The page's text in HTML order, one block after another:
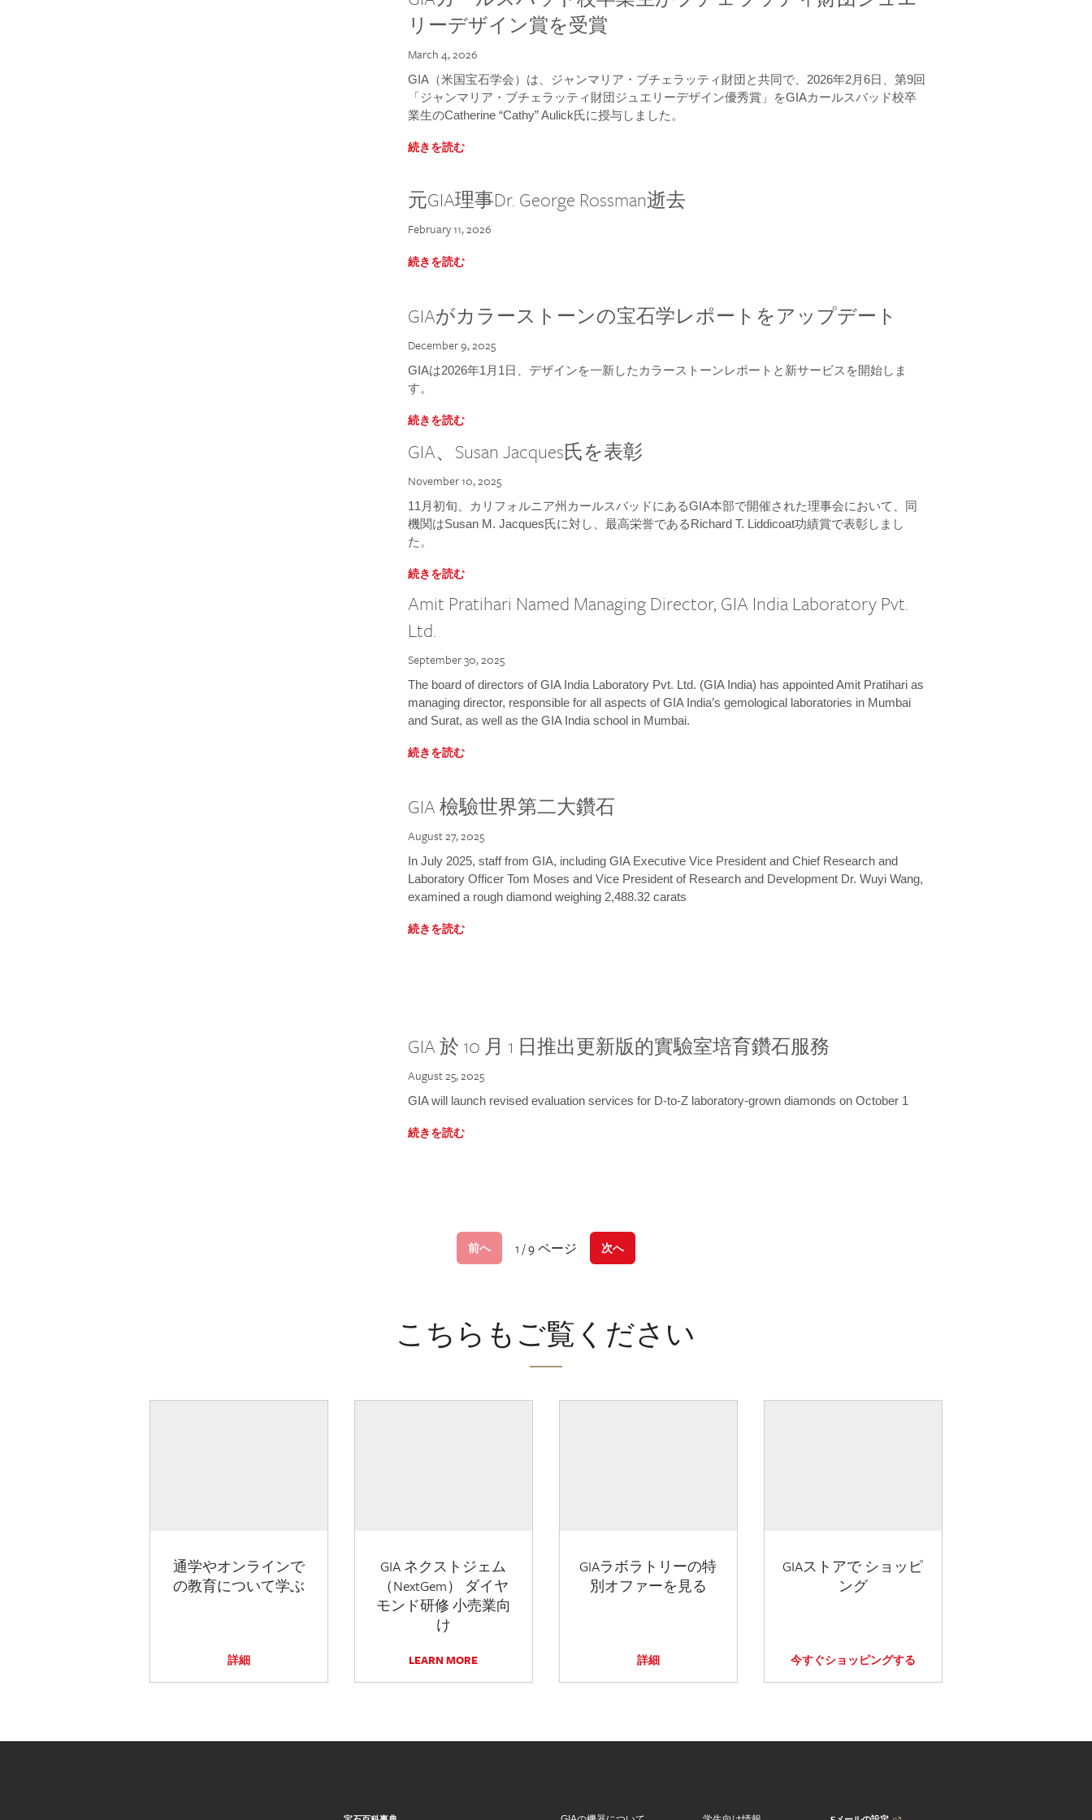
リーデザイン賞を受賞
March 4, 2026
GIA（米国宝石学会）は、ジャンマリア・ブチェラッティ財団と共同で、2026年2月6日、第9回
「ジャンマリア・ブチェラッティ財団ジュエリーデザイン優秀賞」をGIAカールスバッド校卒
業生のCatherine “Cathy” Aulick氏に授与しました。
続きを読む
元GIA理事Dr. George Rossman逝去
February 11, 2026
続きを読む
GIAがカラーストーンの宝石学レポートをアップデート
December 9, 2025
GIAは2026年1月1日、デザインを一新したカラーストーンレポートと新サービスを開始しま
す。
続きを読む
GIA、Susan Jacques氏を表彰
November 10, 2025
11月初旬、カリフォルニア州カールスバッドにあるGIA本部で開催された理事会において、同
機関はSusan M. Jacques氏に対し、最高栄誉であるRichard T. Liddicoat功績賞で表彰しまし
た。
続きを読む
Amit Pratihari Named Managing Director, GIA India Laboratory Pvt.
Ltd.
September 30, 2025
The board of directors of GIA India Laboratory Pvt. Ltd. (GIA India) has appointed Amit Pratihari as
managing director, responsible for all aspects of GIA India’s gemological laboratories in Mumbai
and Surat, as well as the GIA India school in Mumbai.
続きを読む
GIA 檢驗世界第二大鑽石
August 27, 2025
In July 2025, staff from GIA, including GIA Executive Vice President and Chief Research and
Laboratory Officer Tom Moses and Vice President of Research and Development Dr. Wuyi Wang,
examined a rough diamond weighing 2,488.32 carats
続きを読む
GIA 於 10 月 1 日推出更新版的實驗室培育鑽石服務
August 25, 2025
GIA will launch revised evaluation services for D-to-Z laboratory-grown diamonds on October 1
続きを読む
前へ 1 / 9 ページ 次へ
こちらもご覧ください
通学やオンラインで
の教育について学ぶ
詳細
GIA ネクストジェム
（NextGem） ダイヤ
モンド研修 小売業向
け
LEARN MORE
GIAラボラトリーの特
別オファーを見る
詳細
GIAストアで ショッピ
ング
今すぐショッピングする